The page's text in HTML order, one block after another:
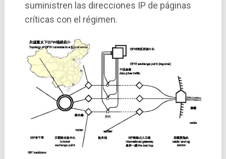
suministren las direcciones IP de páginas
crí­ticas con el régimen.